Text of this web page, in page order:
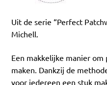
Uit de serie “Perfect
Michell.
Een makkelijke manier
maken. Dankzij de
voor iedereen een stuk